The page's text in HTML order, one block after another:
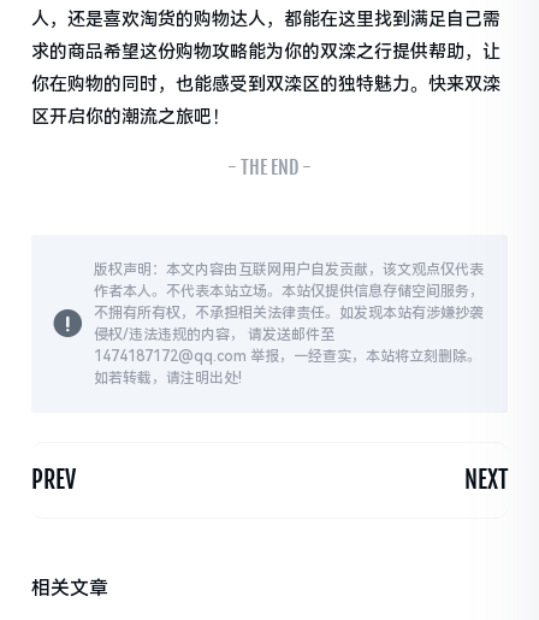
人，还是喜欢淘货的购物达人，都能在这里找到满足自己需
求的商品希望这份购物攻略能为你的双滦之行提供帮助，让
你在购物的同时，也能感受到双滦区的独特魅力。快来双滦
区开启你的潮流之旅吧！
- THE END -
版权声明：本文内容由互联网用户自发贡献，该文观点仅代表
作者本人。不代表本站立场。本站仅提供信息存储空间服务，
不拥有所有权，不承担相关法律责任。如发现本站有涉嫌抄袭
侵权/违法违规的内容， 请发送邮件至
1474187172@qq.com 举报，一经查实，本站将立刻删除。
如若转载，请注明出处!
PREV NEXT
相关文章